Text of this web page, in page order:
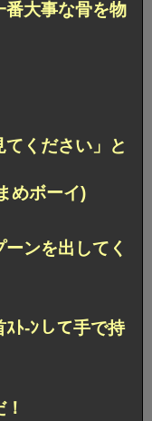
番大事な骨を物
てください」と
めボーイ)
ンを出してく
ﾄ-ﾝして手で持